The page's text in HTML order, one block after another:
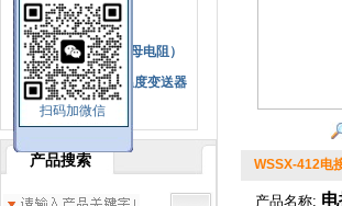
扫码加微信
热电阻
铂热电阻元件（云母电阻）
SBW系列一体化温度变送器
双金属温度计
产品搜索 WSSX-412电
产品名称: